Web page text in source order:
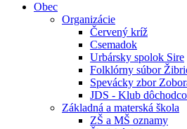
Obec
Organizácie
Červený kríž
Csemadok
Urbársky spolok Sire
Folklórny súbor
Spevácky zbor
JDS - Klub
Základná a materská škola
ZŠ a MŠ oznamy